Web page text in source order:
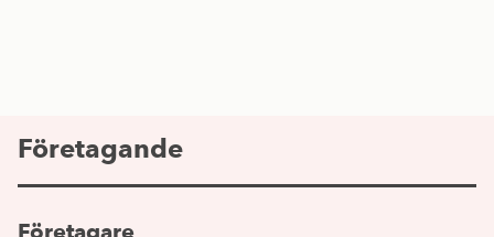
Företagande
Företagare